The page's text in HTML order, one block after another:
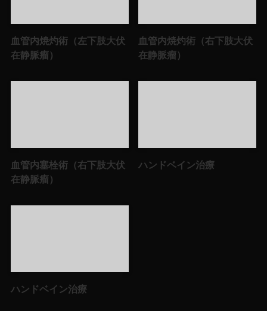
血管内焼灼術（左下肢大伏
在静脈瘤）
血管内焼灼術（右下肢大伏
在静脈瘤）
血管内塞栓術（右下肢大伏
在静脈瘤）
ハンドベイン治療
ハンドベイン治療